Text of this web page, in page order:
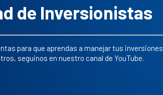
de Inversionistas
para que aprendas a manejar tus inversiones.
seguinos en nuestro canal de YouTube.